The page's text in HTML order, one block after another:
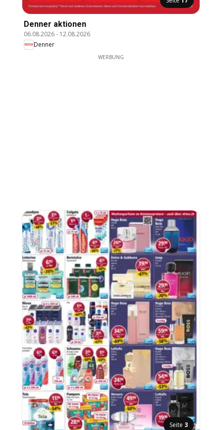
Denner aktionen
06.08.2026- 12.08.2026
Denner
WERBUNG
Seite 3